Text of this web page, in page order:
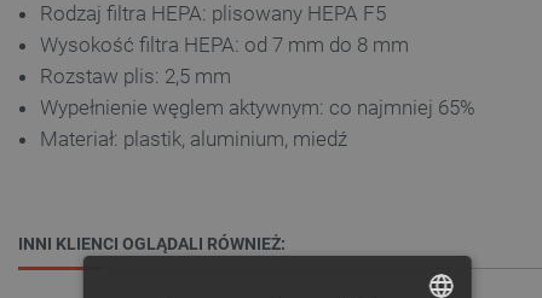
Rodzaj filtra HEPA: plisowany HEPA F5
Wysokość filtra HEPA: od 7 mm do 8 mm
Rozstaw plis: 2,5 mm
Wypełnienie węglem aktywnym: co najmniej 65%
Materiał: plastik, aluminium, miedź
INNI KLIENCI OGLĄDALI RÓWNIEŻ: